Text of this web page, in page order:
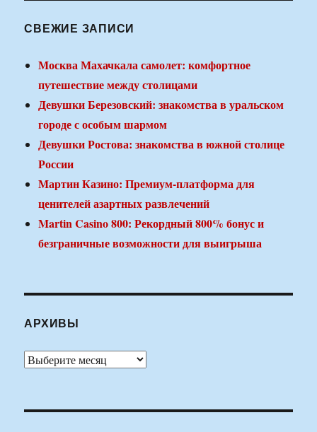
СВЕЖИЕ ЗАПИСИ
Москва Махачкала самолет: комфортное
путешествие между столицами
Девушки Березовский: знакомства в уральском
городе с особым шармом
Девушки Ростова: знакомства в южной столице
России
Мартин Казино: Премиум-платформа для
ценителей азартных развлечений
Martin Casino 800: Рекордный 800% бонус и
безграничные возможности для выигрыша
АРХИВЫ
Архивы